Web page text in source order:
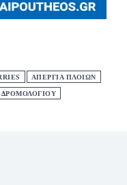
ΑΠΕΡΓΙΑ ΠΛΟΊΩΝ